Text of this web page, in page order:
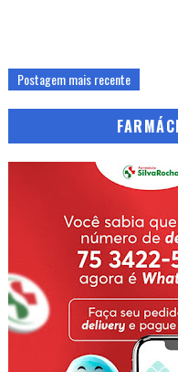
Postagem mais recente